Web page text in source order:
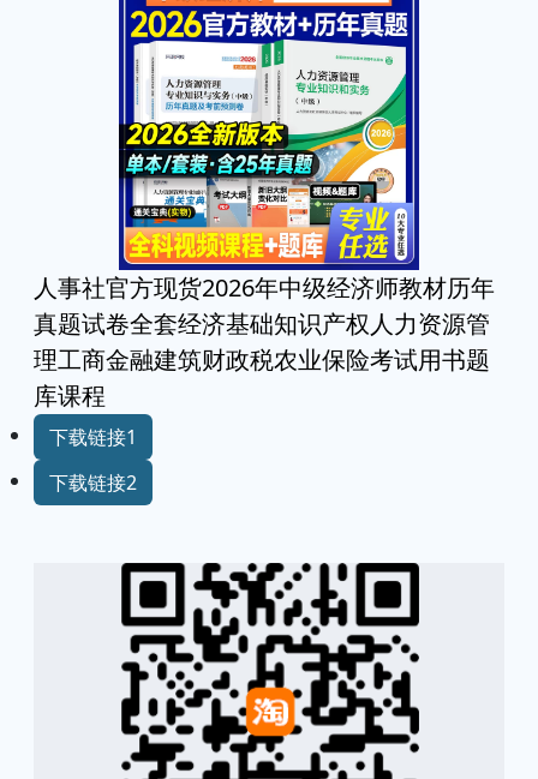
人事社官方现货2026年中级经济师教材历年
真题试卷全套经济基础知识产权人力资源管
理工商金融建筑财政税农业保险考试用书题
库课程
下载链接1
下载链接2